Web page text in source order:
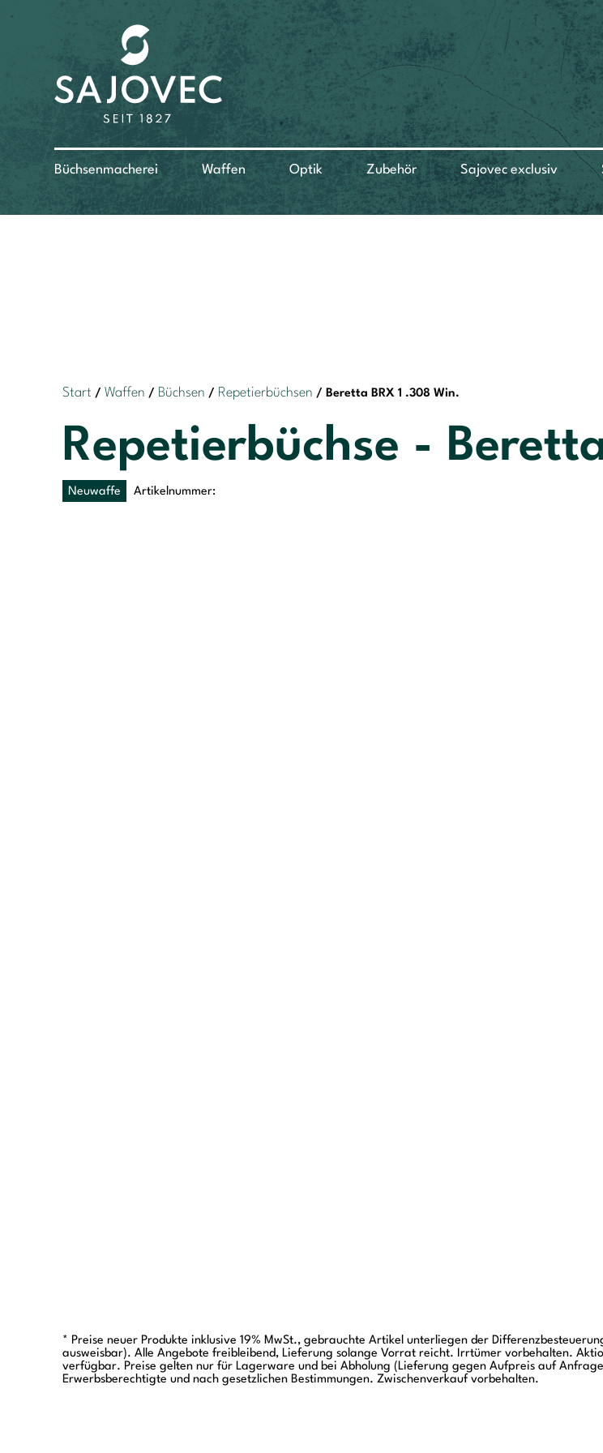
Büchsenmacherei Waffen Optik Zubehör Sajovec exclusiv
Start / Waffen / Büchsen / Repetierbüchsen / Beretta BRX 1 .308 Win.
Repetierbüchse -
Neuwaffe Artikelnummer:
* Preise neuer Produkte inklusive 19% MwSt., gebrauchte Artikel unterliegen der
ausweisbar). Alle Angebote freibleibend, Lieferung solange Vorrat reicht. Irrtümer vorbehalten.
verfügbar. Preise gelten nur für Lagerware und bei Abholung (Lieferung gegen Aufpreis auf
Erwerbsberechtigte und nach gesetzlichen Bestimmungen. Zwischenverkauf vorbehalten.